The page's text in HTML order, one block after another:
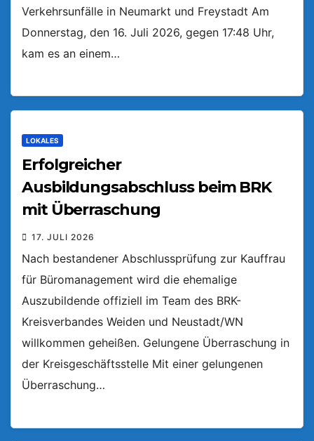
Verkehrsunfälle in Neumarkt und Freystadt Am
Donnerstag, den 16. Juli 2026, gegen 17:48 Uhr,
kam es an einem…
LOKALES
Erfolgreicher
Ausbildungsabschluss beim BRK
mit Überraschung
17. JULI 2026
Nach bestandener Abschlussprüfung zur Kauffrau
für Büromanagement wird die ehemalige
Auszubildende offiziell im Team des BRK-
Kreisverbandes Weiden und Neustadt/WN
willkommen geheißen. Gelungene Überraschung in
der Kreisgeschäftsstelle Mit einer gelungenen
Überraschung…